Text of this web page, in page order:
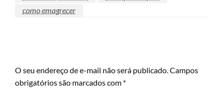
como emagrecer
O seu endereço de e-mail não será publicado.Campos
obrigatórios são marcados com *